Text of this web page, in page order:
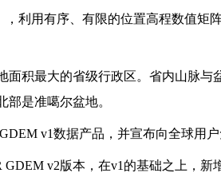
利用有序、有限的位置高程数值
积最大的省级行政区。省内山脉
是准噶尔盆地。
v1数据产品，并宣布向全球用户
v2版本，在v1的基础之上，